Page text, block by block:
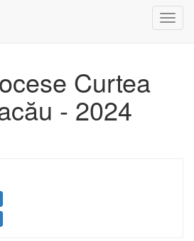
Curtea
- 2024